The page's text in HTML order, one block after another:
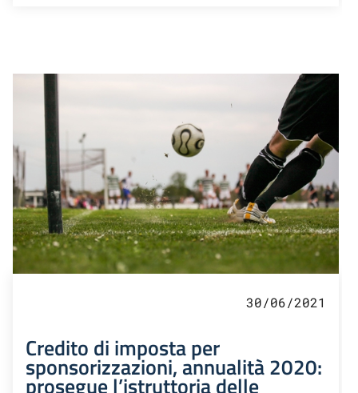
30/06/2021
Credito di imposta per
sponsorizzazioni, annualità 2020:
prosegue l’istruttoria delle